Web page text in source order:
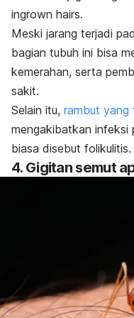
ingrown hairs.
Meski jarang terjadi
bagian tubuh ini bisa
kemerahan, serta
sakit.
Selain itu, rambut yang
mengakibatkan infeksi
biasa disebut folikulitis.
4. Gigitan semut